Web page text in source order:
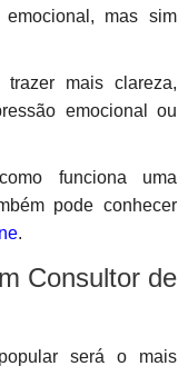
mas sim
mais clareza,
emocional ou
funciona uma
pode conhecer
.
Consultor de
será o mais